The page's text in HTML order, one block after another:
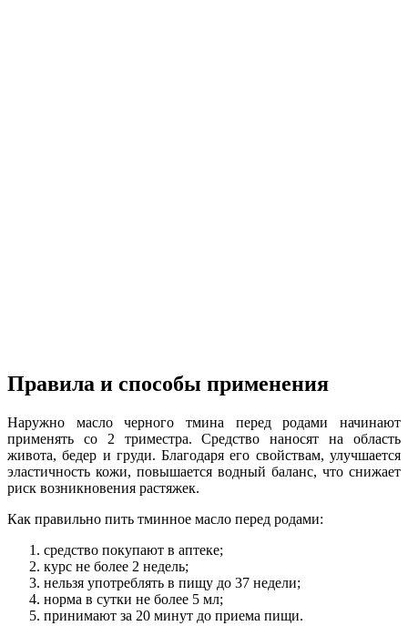
Правила и способы применения
Наружно масло черного тмина перед родами начинают
применять со 2 триместра. Средство наносят на область
живота, бедер и груди. Благодаря его свойствам, улучшается
эластичность кожи, повышается водный баланс, что снижает
риск возникновения растяжек.
Как правильно пить тминное масло перед родами:
средство покупают в аптеке;
курс не более 2 недель;
нельзя употреблять в пищу до 37 недели;
норма в сутки не более 5 мл;
принимают за 20 минут до приема пищи.